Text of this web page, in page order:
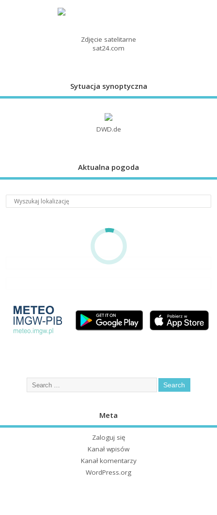
Zdjęcie satelitarne
sat24.com
Sytuacja synoptyczna
DWD.de
Aktualna pogoda
Meta
Zaloguj się
Kanał wpisów
Kanał komentarzy
WordPress.org